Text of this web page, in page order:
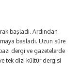
başladı. Ardından
başladı. Uzun süre
dergi ve gazetelerde
tek dizi kültür dergisi